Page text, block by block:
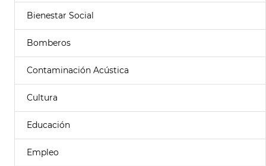
Bienestar Social
Bomberos
Contaminación Acústica
Cultura
Educación
Empleo